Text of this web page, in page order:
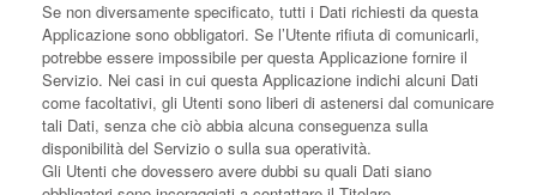
Se non diversamente specificato, tutti i Dati richiesti da questa
Applicazione sono obbligatori. Se l’Utente rifiuta di comunicarli,
potrebbe essere impossibile per questa Applicazione fornire il
Servizio. Nei casi in cui questa Applicazione indichi alcuni Dati
come facoltativi, gli Utenti sono liberi di astenersi dal comunicare
tali Dati, senza che ciò abbia alcuna conseguenza sulla
disponibilità del Servizio o sulla sua operatività.
Gli Utenti che dovessero avere dubbi su quali Dati siano